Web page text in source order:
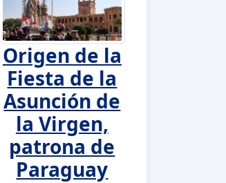
Origen de la
Fiesta de la
Asunción de
la Virgen,
patrona de
Paraguay